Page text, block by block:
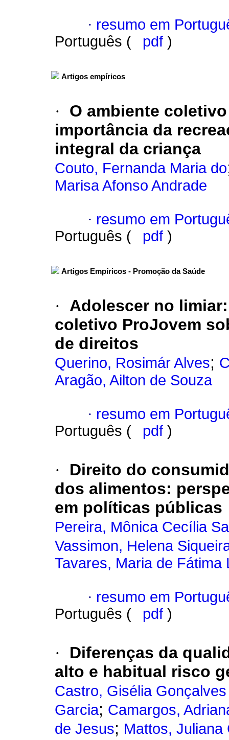
· resumo em
Português (
pdf )
Artigos empíricos
·
O ambiente
importância da
integral da criança
Couto, Fernanda Maria do
Marisa Afonso Andrade
· resumo em
Português (
pdf )
Artigos Empíricos - Promoção da Saúde
· Adolescer no limiar
coletivo ProJovem
de direitos
Querino, Rosimár Alves;
Aragão, Ailton de Souza
· resumo em
Português (
pdf )
·
Direito do
dos alimentos:
em políticas públicas
Pereira, Mônica Cecília
Vassimon, Helena
Tavares, Maria de Fátima
· resumo em
Português (
pdf )
·
Diferenças da
alto e habitual risco
Castro, Gisélia
Garcia; Camargos,
de Jesus; Mattos, Juliana